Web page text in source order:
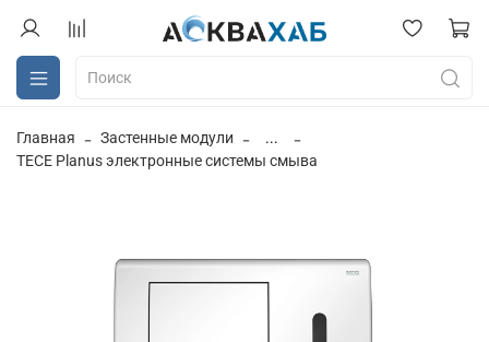
Главная Застенные модули
...
TECE Planus электронные системы смыва